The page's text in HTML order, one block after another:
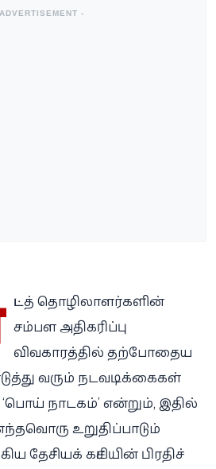
-
ட்டத் தொழிலாளர்களின்
சம்பள அதிகரிப்பு
விவகாரத்தில் தற்போதைய
வரும் நடவடிக்கைகள்
நாடகம்’ என்றும், இதில்
உறுதிப்பாடும்
தேசியக் கட்சியின் பிரதிச்